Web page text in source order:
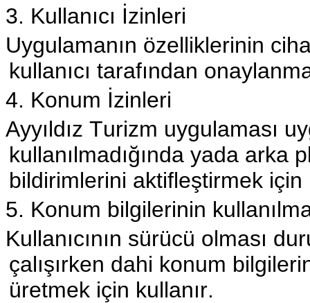
3. Kullanıcı İzinleri
Uygulamanın özelliklerinin
kullanıcı tarafından
4. Konum İzinleri
Ayyıldız Turizm uygulaması
kullanılmadığında yada
bildirimlerini aktifleştirmek
5. Konum bilgilerinin
Kullanıcının sürücü olması
çalışırken dahi konum
üretmek için kullanır.